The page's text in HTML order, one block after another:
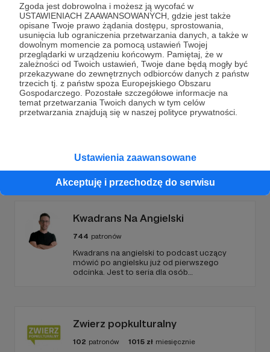
Zgoda jest dobrowolna i możesz ją wycofać w
USTAWIENIACH ZAAWANSOWANYCH, gdzie jest także
opisane Twoje prawo żądania dostępu, sprostowania,
usunięcia lub ograniczenia przetwarzania danych, a także w
dowolnym momencie za pomocą ustawień Twojej
przeglądarki w urządzeniu końcowym. Pamiętaj, że w
zależności od Twoich ustawień, Twoje dane będą mogły być
przekazywane do zewnętrznych odbiorców danych z państw
trzecich tj. z państw spoza Europejskiego Obszaru
Gospodarczego. Pozostałe szczegółowe informacje na
temat przetwarzania Twoich danych w tym celów
przetwarzania znajdują się w naszej polityce prywatności.
Ustawienia zaawansowane
Akceptuję i przechodzę do serwisu
Dołącz do grona Patronów!
Wesprzyj działalność AutoraKsiądz z osiedla
teraz!
Zostań Patronem
Promowani autorzy
Kwadrans Na Angielski
744 patronów
Kwadrans na angielski to podcast uczący
mówić po angielsku już od pierwszego
odcinka. Jest to seria dla osób
nowego odcinka co czwartek.
Zwierz popkulturalny
102 patronów 1015 zł miesięcznie